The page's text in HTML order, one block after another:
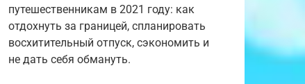
путешественникам в 2021 году: как
отдохнуть за границей, спланировать
восхитительный отпуск, сэкономить и
не дать себя обмануть.